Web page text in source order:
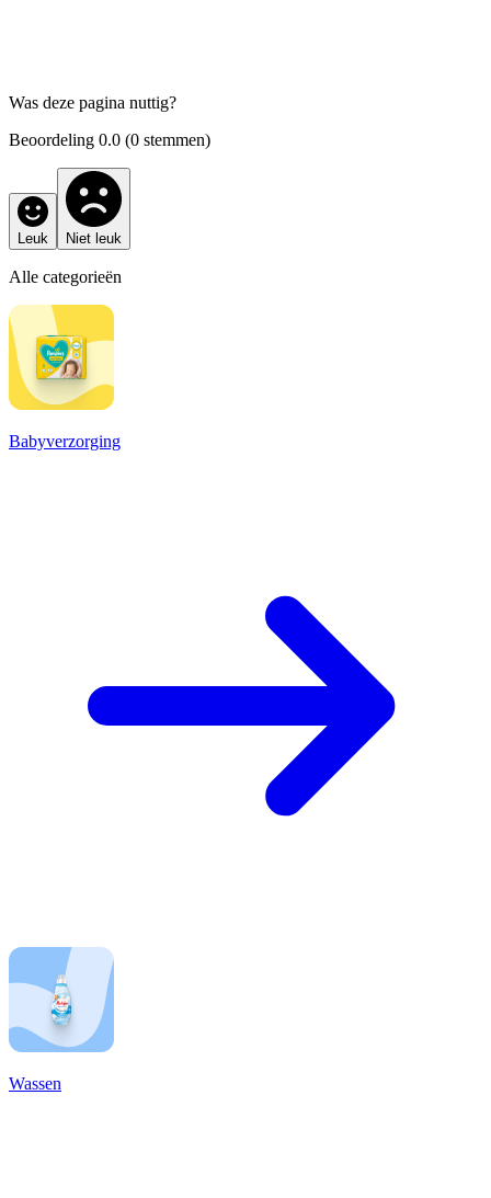
Was deze pagina nuttig?
Beoordeling 0.0 (0 stemmen)
Leuk Niet leuk
Alle categorieën
Babyverzorging
Wassen